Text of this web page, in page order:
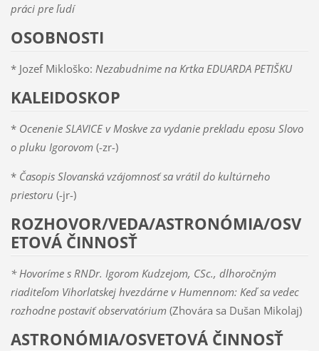
práci pre ľudí
OSOBNOSTI
* Jozef Mikloško: Nezabudnime na Krtka EDUARDA PETIŠKU
KALEIDOSKOP
* Ocenenie SLAVICE v Moskve za vydanie prekladu eposu Slovo
o pluku Igorovom(-zr-)
* Časopis Slovanská vzájomnosť sa vrátil do kultúrneho
priestoru (-jr-)
ROZHOVOR/VEDA/ASTRONÓMIA/OSV
ETOVÁ ČINNOSŤ
* Hovoríme s RNDr. Igorom Kudzejom, CSc., dlhoročným
riaditeľom Vihorlatskej hvezdárne v Humennom: Keď sa vedec
rozhodne postaviť observatórium(Zhovára sa Dušan Mikolaj)
ASTRONÓMIA/OSVETOVÁ ČINNOSŤ